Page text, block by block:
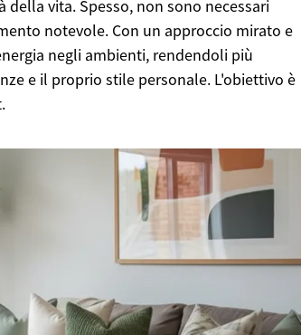
vita. Spesso, non sono necessari
notevole. Con un approccio mirato e
negli ambienti, rendendoli più
e il proprio stile personale. L'obiettivo è